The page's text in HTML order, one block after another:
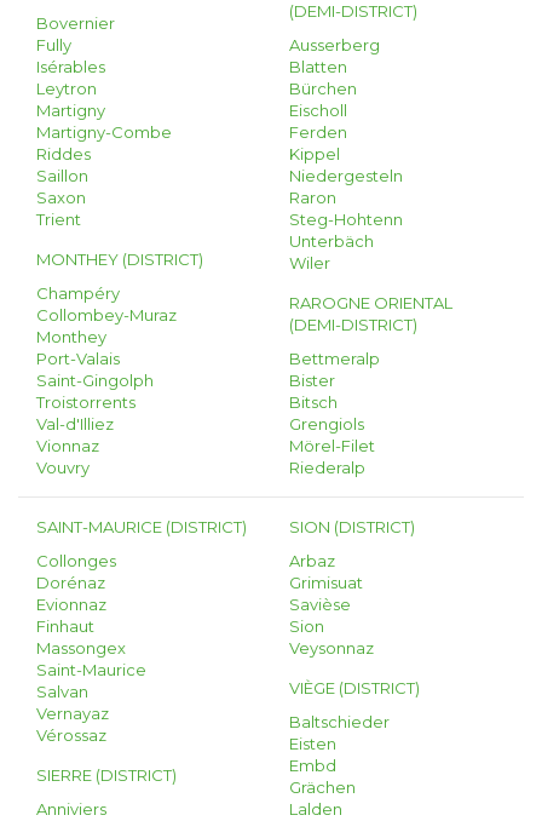
Bovernier
Fully
Isérables
Leytron
Martigny
Martigny-Combe
Riddes
Saillon
Saxon
Trient
MONTHEY (DISTRICT)
Champéry
Collombey-Muraz
Monthey
Port-Valais
Saint-Gingolph
Troistorrents
Val-d'Illiez
Vionnaz
Vouvry
(DEMI-DISTRICT)
Ausserberg
Blatten
Bürchen
Eischoll
Ferden
Kippel
Niedergesteln
Raron
Steg-Hohtenn
Unterbäch
Wiler
RAROGNE ORIENTAL
(DEMI-DISTRICT)
Bettmeralp
Bister
Bitsch
Grengiols
Mörel-Filet
Riederalp
SAINT-MAURICE (DISTRICT)
Collonges
Dorénaz
Evionnaz
Finhaut
Massongex
Saint-Maurice
Salvan
Vernayaz
Vérossaz
SIERRE (DISTRICT)
Anniviers
SION (DISTRICT)
Arbaz
Grimisuat
Savièse
Sion
Veysonnaz
VIÈGE (DISTRICT)
Baltschieder
Eisten
Embd
Grächen
Lalden